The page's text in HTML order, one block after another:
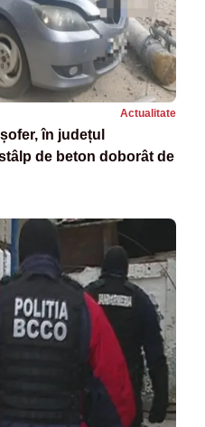
Actualitate
în județul
de beton doborât de